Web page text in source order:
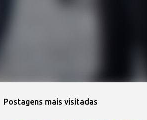
Postagens mais visitadas